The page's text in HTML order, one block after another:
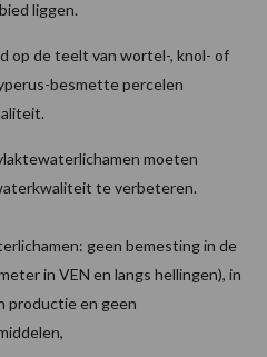
liggen.
op de teelt van wortel-, knol- of
besmette percelen
moeten
te verbeteren.
geen bemesting in de
in VEN en langs hellingen), in
productie en geen